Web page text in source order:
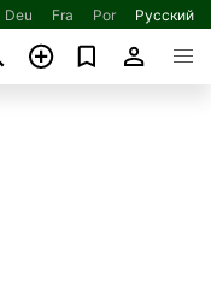
Deu Fra Por Русский